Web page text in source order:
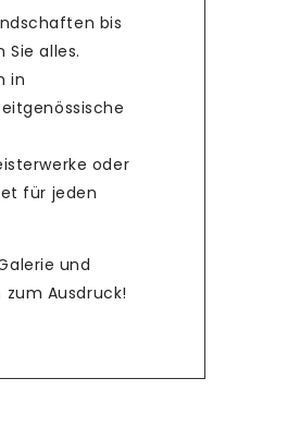
bis
alles.
in
oder
für jeden
und
Ausdruck!